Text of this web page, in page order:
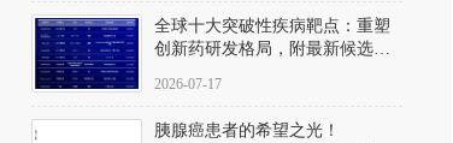
全球十大突破性疾病靶点：重塑
创新药研发格局，附最新候选分
2026-07-17
胰腺癌患者的希望之光！